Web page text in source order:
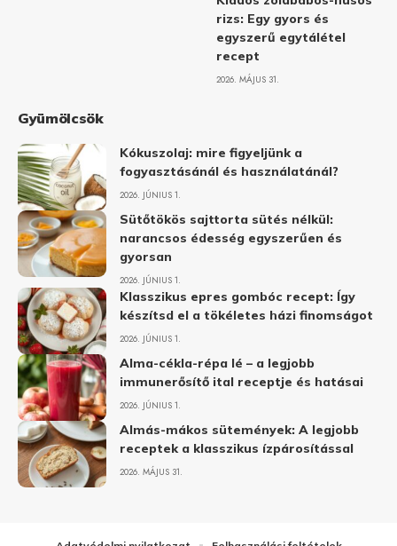
rizs: Egy gyors és
egyszerű egytálétel
recept
2026. MÁJUS 31.
Gyümölcsök
Kókuszolaj: mire figyeljünk a
fogyasztásánál és használatánál?
2026. JÚNIUS 1.
Sütőtökös sajttorta sütés nélkül:
narancsos édesség egyszerűen és
gyorsan
2026. JÚNIUS 1.
Klasszikus epres gombóc recept: Így
készítsd el a tökéletes házi finomságot
2026. JÚNIUS 1.
Alma-cékla-répa lé – a legjobb
immunerősítő ital receptje és hatásai
2026. JÚNIUS 1.
Almás-mákos sütemények: A legjobb
receptek a klasszikus ízpárosítással
2026. MÁJUS 31.